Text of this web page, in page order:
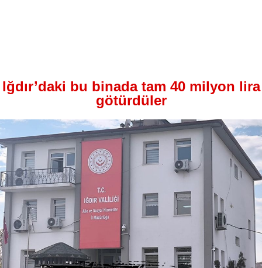
Iğdır’daki bu binada tam 40 milyon lira
götürdüler